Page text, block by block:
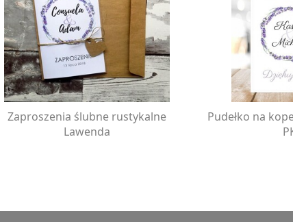
Zaproszenia ślubne rustykalne
Lawenda
Pudełko na